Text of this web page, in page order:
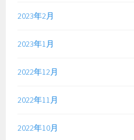
2023年2月
2023年1月
2022年12月
2022年11月
2022年10月